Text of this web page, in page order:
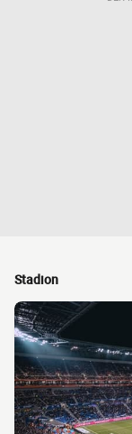
Stadion